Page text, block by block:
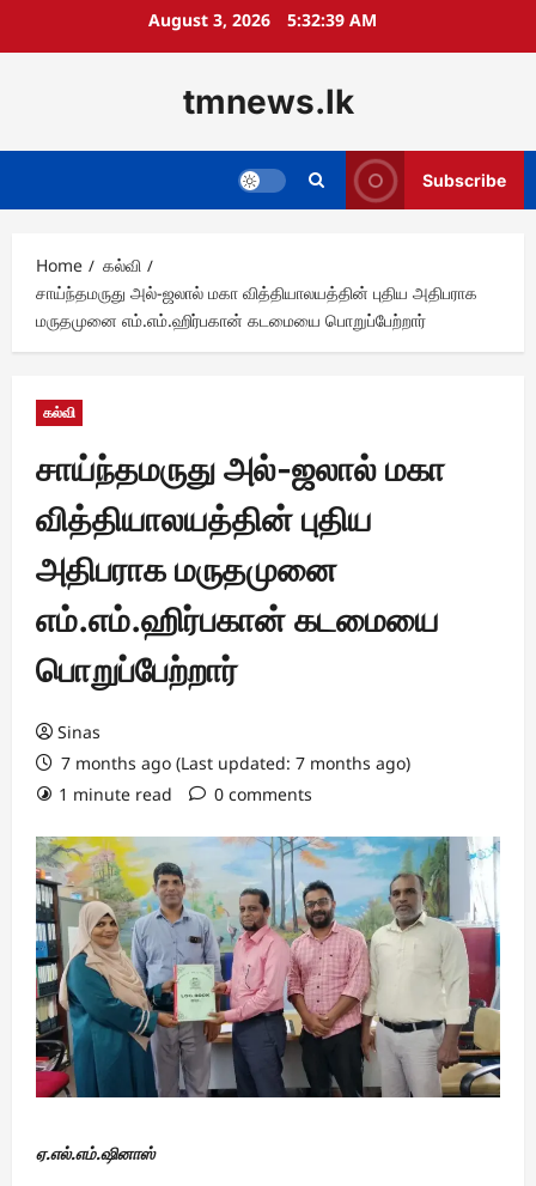
August 3, 2026 5:32:40 AM
tmnews.lk
Subscribe
Home
கல்வி
சாய்ந்தமருது அல்-ஜலால் மகா வித்தியாலயத்தின் புதிய அதிபராக
மருதமுனை எம்.எம்.ஹிர்பகான் கடமையை பொறுப்பேற்றார்
கல்வி
சாய்ந்தமருது அல்-ஜலால் மகா
வித்தியாலயத்தின் புதிய
அதிபராக மருதமுனை
எம்.எம்.ஹிர்பகான் கடமையை
பொறுப்பேற்றார்
Sinas
7 months ago (Last updated: 7 months ago)
1 minute read
0 comments
ஏ.எல்.எம்.ஷினாஸ்